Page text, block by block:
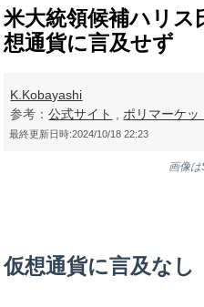
米大統領候補ハリス
想通貨に言及せず
K.Kobayashi
参考：公式サイト ポリマーケッ
最終更新日時:2024/10/18 22:23
画像
仮想通貨に言及なし